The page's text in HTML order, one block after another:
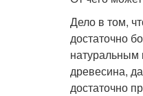
Дело в том,
достаточно
натуральным
древесина,
достаточно